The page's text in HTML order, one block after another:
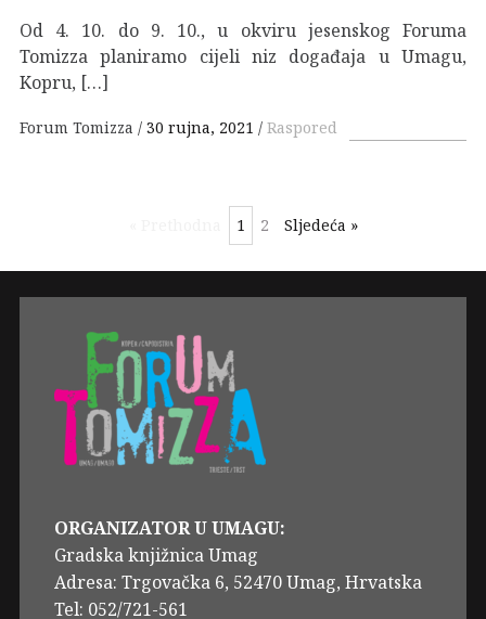
Od 4. 10. do 9. 10., u okviru jesenskog Foruma
Tomizza planiramo cijeli niz događaja u Umagu,
Kopru, […]
Forum Tomizza 30 rujna, 2021 Raspored
1 2 Sljedeća »
ORGANIZATOR U UMAGU:
Gradska knjižnica Umag
Adresa: Trgovačka 6, 52470 Umag, Hrvatska
Tel: 052/721-561